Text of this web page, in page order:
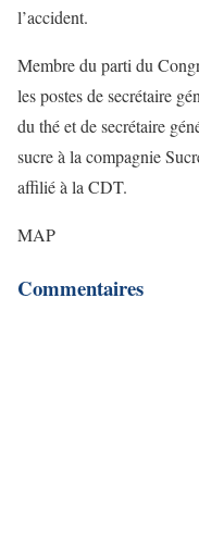
l’accident.
Membre du parti du
les postes de secrétaire
du thé et de secrétaire
sucre à la compagnie
affilié à la CDT.
MAP
Commentaires